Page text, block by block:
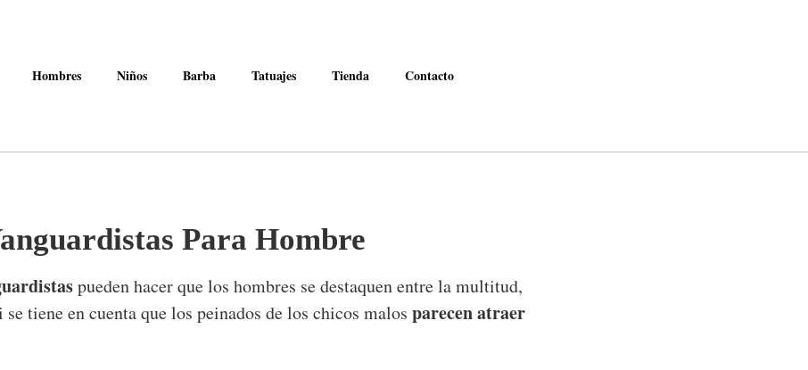
Hombres Niños Barba Tatuajes Tienda Contacto
Para Hombre
pueden hacer que los hombres se destaquen entre la multitud,
tiene en cuenta que los peinados de los chicos malos parecen atraer